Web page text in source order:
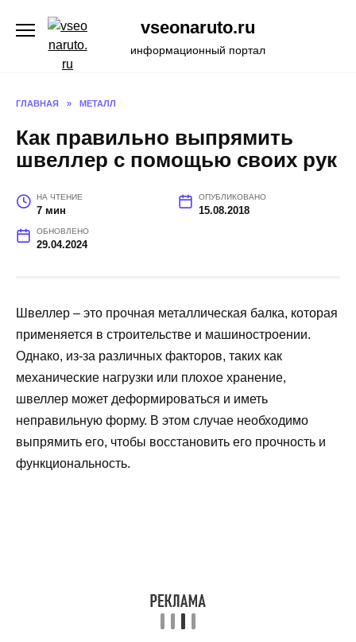
содержанию
vseonaruto.ru
информационный портал
ГЛАВНАЯ » МЕТАЛЛ
Как правильно выпрямить
швеллер с помощью своих рук
НА ЧТЕНИЕ
7 мин
ОПУБЛИКОВАНО
15.08.2018
ОБНОВЛЕНО
29.04.2024
Швеллер – это прочная металлическая балка, которая
применяется в строительстве и машиностроении.
Однако, из-за различных факторов, таких как
механические нагрузки или плохое хранение,
швеллер может деформироваться и иметь
неправильную форму. В этом случае необходимо
выпрямить его, чтобы восстановить его прочность и
функциональность.